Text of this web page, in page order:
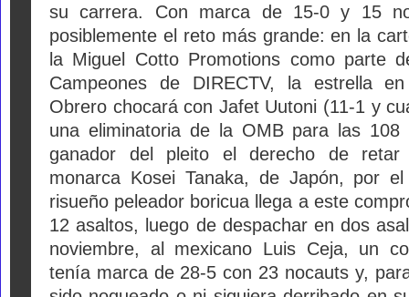
su carrera. Con marca de 15-0 y 15
posiblemente el reto más grande: en la
la Miguel Cotto Promotions como parte
Campeones de DIRECTV, la estrella
Obrero chocará con Jafet Uutoni (11-1 y
una eliminatoria de la OMB para las 108
ganador del pleito el derecho de retar
monarca Kosei Tanaka, de Japón, por
risueño peleador boricua llega a este
12 asaltos, luego de despachar en dos
noviembre, al mexicano Luis Ceja, un
tenía marca de 28-5 con 23 nocauts y,